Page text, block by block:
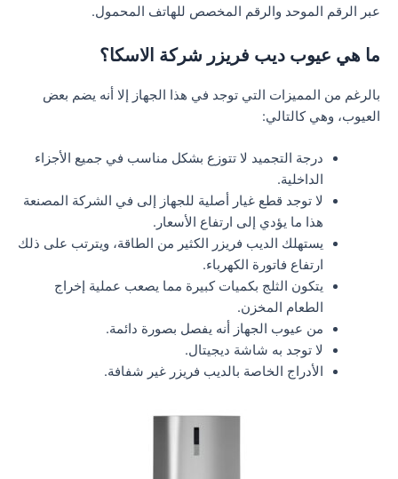
عبر الرقم الموحد والرقم المخصص للهاتف المحمول.
ما هي عيوب ديب فريزر شركة الاسكا؟
بالرغم من المميزات التي توجد في هذا الجهاز إلا أنه يضم بعض
العيوب، وهي كالتالي:
درجة التجميد لا تتوزع بشكل مناسب في جميع الأجزاء
الداخلية.
لا توجد قطع غيار أصلية للجهاز إلى في الشركة المصنعة
هذا ما يؤدي إلى ارتفاع الأسعار.
يستهلك الديب فريزر الكثير من الطاقة، ويترتب على ذلك
ارتفاع فاتورة الكهرباء.
يتكون الثلج بكميات كبيرة مما يصعب عملية إخراج
الطعام المخزن.
من عيوب الجهاز أنه يفصل بصورة دائمة.
لا توجد به شاشة ديجيتال.
الأدراج الخاصة بالديب فريزر غير شفافة.